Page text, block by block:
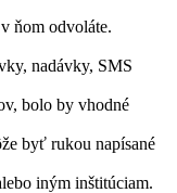
ňom odvoláte.
nadávky, SMS
bolo by vhodné
byť rukou napísané
iným inštitúciam.